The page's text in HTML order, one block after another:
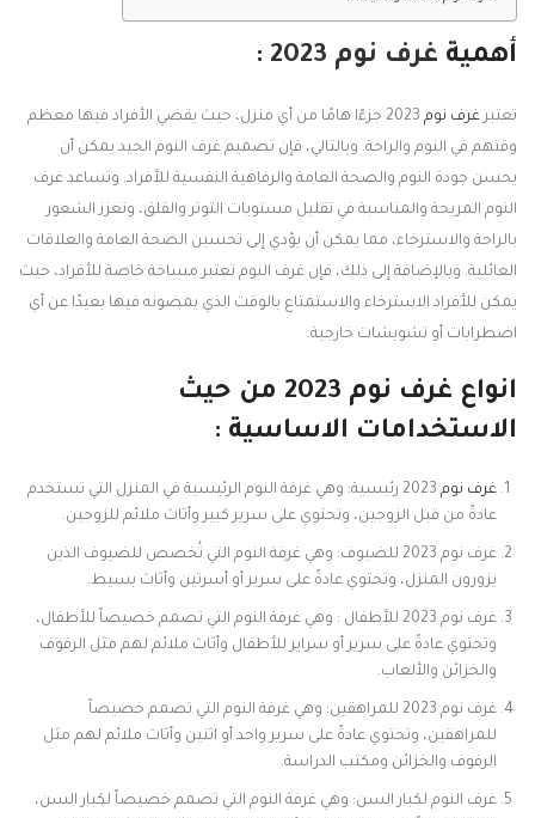
أهمية غرف نوم 2023 :
تعتبر غرف نوم
2023 جزءًا هامًا من أي منزل، حيث يقضي الأفراد فيها معظم
وقتهم في النوم والراحة. وبالتالي، فإن تصميم غرف النوم الجيد يمكن أن
يحسن جودة النوم والصحة العامة والرفاهية النفسية للأفراد. وتساعد غرف
النوم المريحة والمناسبة في تقليل مستويات التوتر والقلق، وتعزز الشعور
بالراحة والاسترخاء، مما يمكن أن يؤدي إلى تحسين الصحة العامة والعلاقات
العائلية. وبالإضافة إلى ذلك، فإن غرف النوم تعتبر مساحة خاصة للأفراد، حيث
يمكن للأفراد الاسترخاء والاستمتاع بالوقت الذي يمضونه فيها بعيدًا عن أي
اضطرابات أو تشويشات خارجية.
انواع غرف نوم 2023 من حيث
الاستخدامات الاساسية :
غرف نوم
2023 رئيسية: وهي غرفة النوم الرئيسية في المنزل التي تستخدم
عادةً من قبل الزوجين، وتحتوي على سرير كبير وأثاث ملائم للزوجين.
غرف نوم 2023 للضيوف: وهي غرفة النوم التي تُخصص للضيوف الذين
يزورون المنزل، وتحتوي عادةً على سرير أو أسرتين وأثاث بسيط.
غرف نوم 2023 للأطفال : وهي غرفة النوم التي تصمم خصيصاً للأطفال،
وتحتوي عادةً على سرير أو سراير للأطفال وأثاث ملائم لهم مثل الرفوف
والخزائن والألعاب.
غرف نوم 2023 للمراهقين: وهي غرفة النوم التي تصمم خصيصاً
للمراهقين، وتحتوي عادةً على سرير واحد أو اثنين وأثاث ملائم لهم مثل
الرفوف والخزائن ومكتب الدراسة.
غرف النوم لكبار السن: وهي غرفة النوم التي تصمم خصيصاً لكبار السن،